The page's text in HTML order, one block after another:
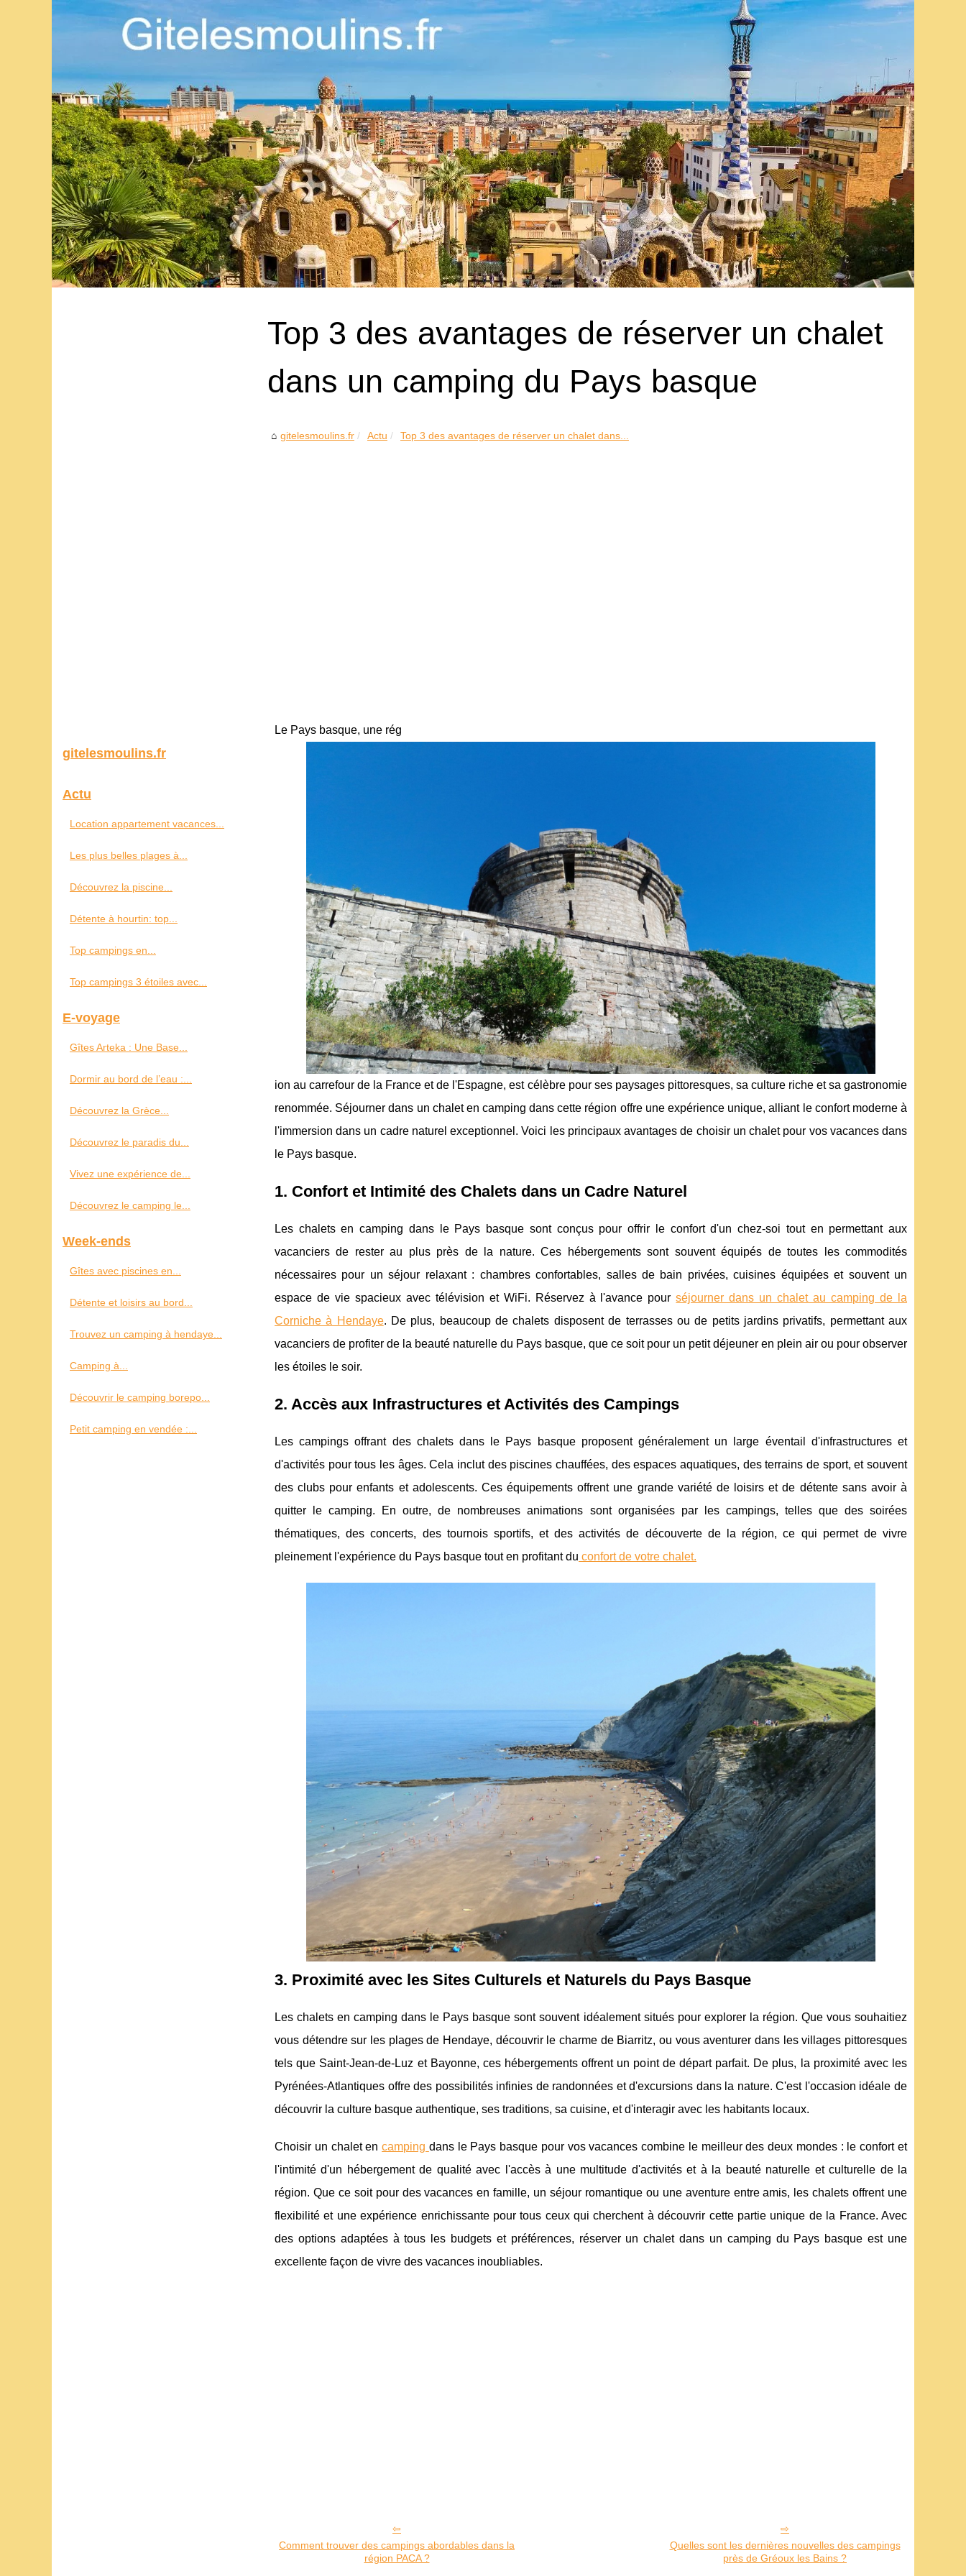
Top 3 des avantages de réserver un chalet
dans un camping du Pays basque
gitelesmoulins.fr Actu Top 3 des avantages de réserver un chalet dans...
Le Pays basque, une rég
ion au carrefour de la France et de l'Espagne, est célèbre pour ses paysages pittoresques, sa culture riche et sa gastronomie
renommée. Séjourner dans un chalet en camping dans cette région offre une expérience unique, alliant le confort moderne à
l'immersion dans un cadre naturel exceptionnel. Voici les principaux avantages de choisir un chalet pour vos vacances dans
le Pays basque.
1. Confort et Intimité des Chalets dans un Cadre Naturel
Les chalets en camping dans le Pays basque sont conçus pour offrir le confort d'un chez-soi tout en permettant aux
vacanciers de rester au plus près de la nature. Ces hébergements sont souvent équipés de toutes les commodités
nécessaires pour un séjour relaxant : chambres confortables, salles de bain privées, cuisines équipées et souvent un
espace de vie spacieux avec télévision et WiFi. Réservez à l'avance pourséjourner dans un chalet au camping de la
Corniche à Hendaye. De plus, beaucoup de chalets disposent de terrasses ou de petits jardins privatifs, permettant aux
vacanciers de profiter de la beauté naturelle du Pays basque, que ce soit pour un petit déjeuner en plein air ou pour observer
les étoiles le soir.
2. Accès aux Infrastructures et Activités des Campings
Les campings offrant des chalets dans le Pays basque proposent généralement un large éventail d'infrastructures et
d'activités pour tous les âges. Cela inclut des piscines chauffées, des espaces aquatiques, des terrains de sport, et souvent
des clubs pour enfants et adolescents. Ces équipements offrent une grande variété de loisirs et de détente sans avoir à
quitter le camping. En outre, de nombreuses animations sont organisées par les campings, telles que des soirées
thématiques, des concerts, des tournois sportifs, et des activités de découverte de la région, ce qui permet de vivre
pleinement l'expérience du Pays basque tout en profitant du confort de votre chalet.
3. Proximité avec les Sites Culturels et Naturels du Pays Basque
Les chalets en camping dans le Pays basque sont souvent idéalement situés pour explorer la région. Que vous souhaitiez
vous détendre sur les plages de Hendaye, découvrir le charme de Biarritz, ou vous aventurer dans les villages pittoresques
tels que Saint-Jean-de-Luz et Bayonne, ces hébergements offrent un point de départ parfait. De plus, la proximité avec les
Pyrénées-Atlantiques offre des possibilités infinies de randonnées et d'excursions dans la nature. C'est l'occasion idéale de
découvrir la culture basque authentique, ses traditions, sa cuisine, et d'interagir avec les habitants locaux.
Choisir un chalet encamping dans le Pays basque pour vos vacances combine le meilleur des deux mondes : le confort et
l'intimité d'un hébergement de qualité avec l'accès à une multitude d'activités et à la beauté naturelle et culturelle de la
région. Que ce soit pour des vacances en famille, un séjour romantique ou une aventure entre amis, les chalets offrent une
flexibilité et une expérience enrichissante pour tous ceux qui cherchent à découvrir cette partie unique de la France. Avec
des options adaptées à tous les budgets et préférences, réserver un chalet dans un camping du Pays basque est une
excellente façon de vivre des vacances inoubliables.
Comment trouver des campings abordables dans la
région PACA ?
Quelles sont les dernières nouvelles des campings
près de Gréoux les Bains ?
gitelesmoulins.fr
Actu
Location appartement vacances...
Les plus belles plages à...
Découvrez la piscine...
Détente à hourtin: top...
Top campings en...
Top campings 3 étoiles avec...
E-voyage
Gîtes Arteka : Une Base...
Dormir au bord de l’eau :...
Découvrez la Grèce...
Découvrez le paradis du...
Vivez une expérience de...
Découvrez le camping le...
Week-ends
Gîtes avec piscines en...
Détente et loisirs au bord...
Trouvez un camping à hendaye...
Camping à...
Découvrir le camping borepo...
Petit camping en vendée :...